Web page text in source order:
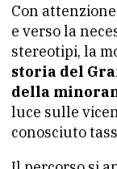
Con
e verso la
stereotipi, la
storia del
della
luce sulle
conosciuto